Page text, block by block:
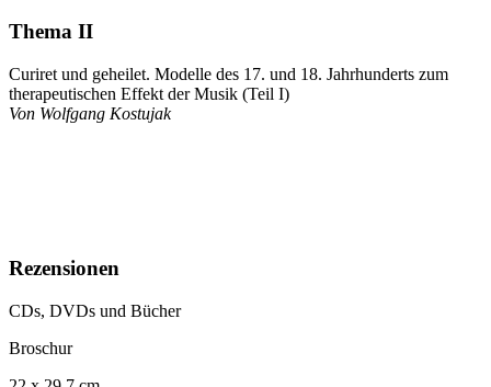
Thema II
Curiret und geheilet. Modelle des 17. und 18. Jahrhunderts zum
therapeutischen Effekt der Musik (Teil I)
Von Wolfgang Kostujak
Rezensionen
CDs, DVDs und Bücher
Broschur